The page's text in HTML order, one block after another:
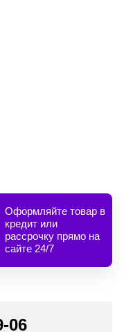
Оформляйте товар в
кредит или
рассрочку прямо на
сайте 24/7
06